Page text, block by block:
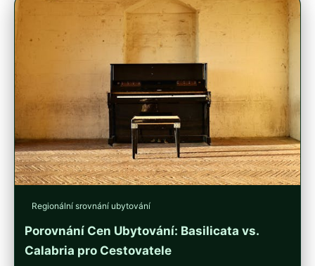
Regionální srovnání ubytování
Porovnání Cen Ubytování: Basilicata vs.
Calabria pro Cestovatele